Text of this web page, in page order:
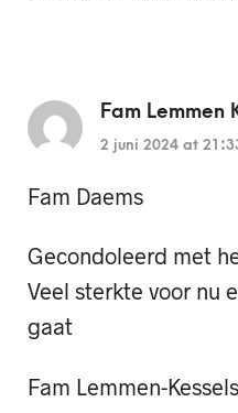
Fam Lemmen
2 juni 2024 at
Fam Daems
Gecondoleerd met
Veel sterkte voor nu
gaat
Fam Lemmen-Kessels